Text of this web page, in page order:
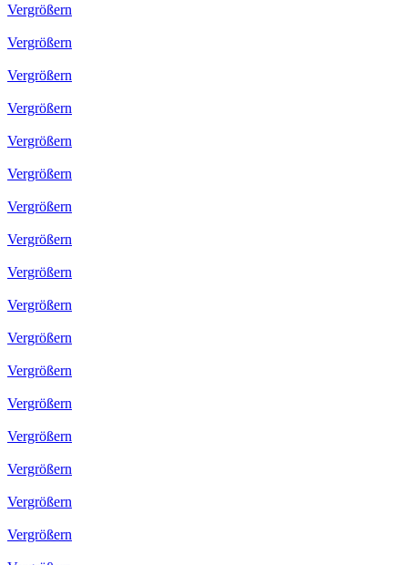
Vergrößern
Vergrößern
Vergrößern
Vergrößern
Vergrößern
Vergrößern
Vergrößern
Vergrößern
Vergrößern
Vergrößern
Vergrößern
Vergrößern
Vergrößern
Vergrößern
Vergrößern
Vergrößern
Vergrößern